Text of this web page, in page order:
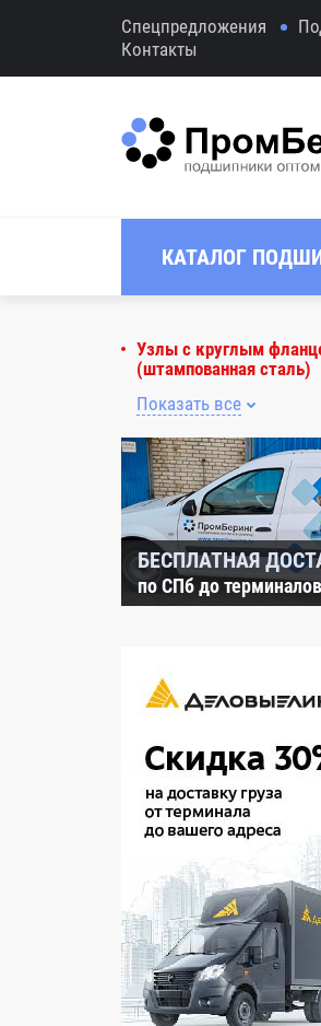
Спецпредложения
Контакты
КАТАЛОГ
Узлы с круглым
(штампованная сталь)
Показать все
БЕСПЛАТНАЯ
по СПб до